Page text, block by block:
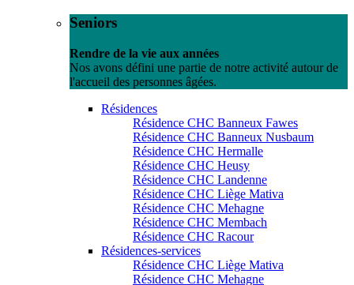
Seniors
Rendre de la vie aux années
Nos avons défini une partie de notre activité autour de
l'accueil des personnes âgées.
Résidences
Résidence CHC Banneux Fawes
Résidence CHC Banneux Nusbaum
Résidence CHC Hermalle
Résidence CHC Heusy
Résidence CHC Landenne
Résidence CHC Liège Mativa
Résidence CHC Mehagne
Résidence CHC Membach
Résidence CHC Racour
Résidences-services
Résidence CHC Liège Mativa
Résidence CHC Mehagne